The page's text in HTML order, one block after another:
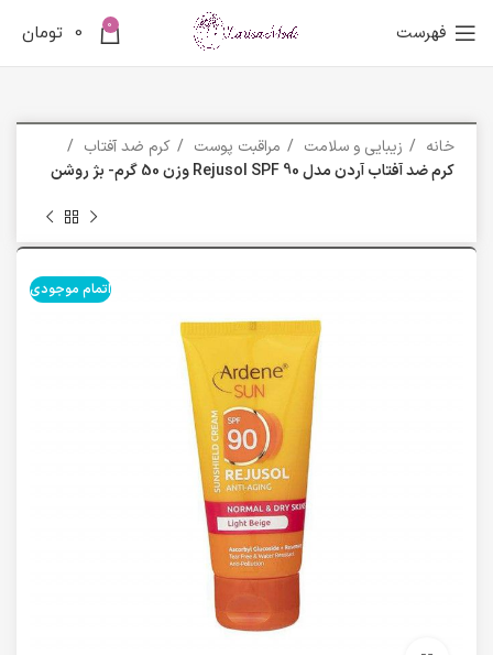
فهرست 0
0 تومان
خانه زیبایی و سلامت مراقبت پوست
کرم ضد آفتاب
کرم ضد آفتاب آردن مدل Rejusol SPF 90 وزن 50 گرم- بژ روشن
اتمام موجودی